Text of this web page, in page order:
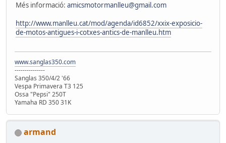
Més informació: amicsmotormanlleu@gmail.com
http://www.manlleu.cat/mod/agenda/id6852/xxix-exposicio-
de-motos-antigues-i-cotxes-antics-de-manlleu.htm
www.sanglas350.com
---------------
Sanglas 350/4/2 '66
Vespa Primavera T3 125
Ossa "Pepsi" 250T
Yamaha RD 350 31K
armand